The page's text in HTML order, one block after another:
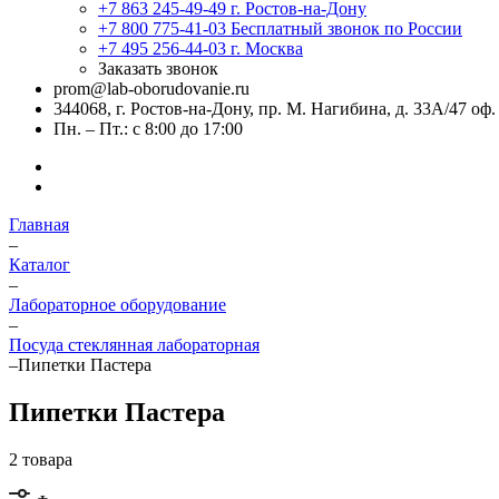
+7 863 245-49-49 г. Ростов-на-Дону
+7 800 775-41-03 Бесплатный звонок по России
+7 495 256-44-03 г. Москва
Заказать звонок
prom@lab-oborudovanie.ru
344068, г. Ростов-на-Дону, пр. М. Нагибина, д. 33А/47 оф.
Пн. – Пт.: с 8:00 до 17:00
Главная
–
Каталог
–
Лабораторное оборудование
–
Посуда стеклянная лабораторная
–Пипетки Пастера
Пипетки Пастера
2 товара